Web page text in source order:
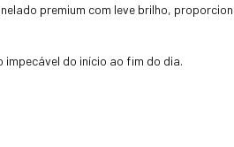
premium com leve brilho,
do início ao fim do dia.